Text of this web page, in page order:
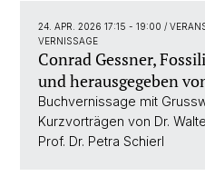
24. APR. 2026 17:15 - 19:00 /
VERNISSAGE
Conrad Gessner,
und herausgegeben
Buchvernissage mit
Kurzvorträgen von Dr.
Prof. Dr. Petra Schierl